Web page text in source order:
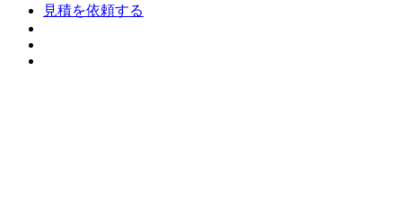
見積を依頼する